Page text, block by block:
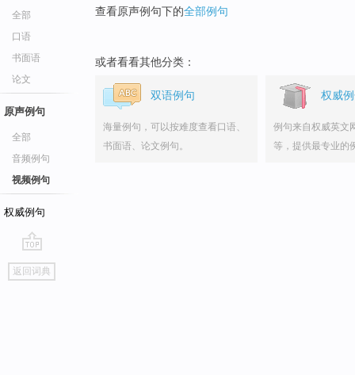
全部
口语
书面语
论文
原声例句
全部
音频例句
视频例句
权威例句
go
top
返回词典
查看原声例句下的全部例句
或者看看其他分类：
双语例句
海量例句，可以按难度查看口语、
书面语、论文例句。
权威
例句来自权威英文
等，提供最专业的